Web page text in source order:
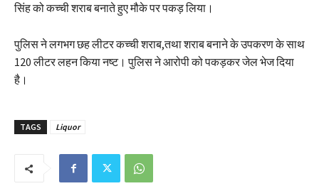
सिंह को कच्ची शराब बनाते हुए मौके पर पकड़ लिया।
पुलिस ने लगभग छह लीटर कच्ची शराब,तथा शराब बनाने के उपकरण के साथ
120 लीटर लहन किया नष्ट। पुलिस ने आरोपी को पकड़कर जेल भेज दिया
है।
TAGS Liquor